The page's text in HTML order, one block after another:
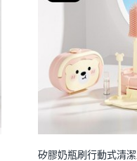
矽膠奶瓶刷行動式清